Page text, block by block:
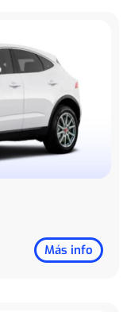
Más info